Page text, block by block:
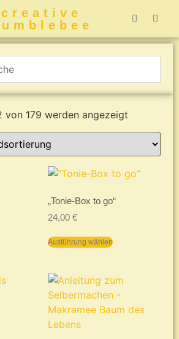
creative
von 179 werden angezeigt
„Tonie-Box to go“
24,00 €
Ausführung wählen